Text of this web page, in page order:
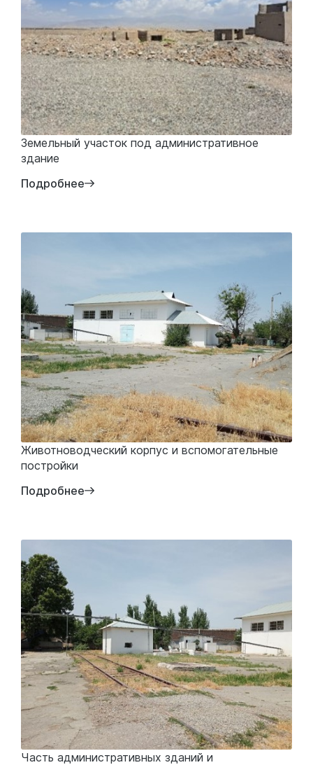
Земельный участок под административное
здание
Подробнее
Животноводческий корпус и вспомогательные
постройки
Подробнее
Часть административных зданий и